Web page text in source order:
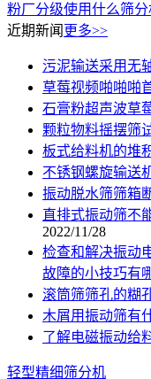
粉厂分级使用什么筛分
近期新闻 更多>>
污泥输送采用无
草莓视频啪啪啪
石膏粉超声波草
颗粒物料摇摆筛
板式给料机的堆
不锈钢螺旋输送
振动脱水筛筛箱
直排式振动筛不
2022/11/28
检查和解决振动
故障的小技巧有
滚筒筛筛孔的糊
木屑用振动筛有
了解电磁振动给
轻型精细筛分机